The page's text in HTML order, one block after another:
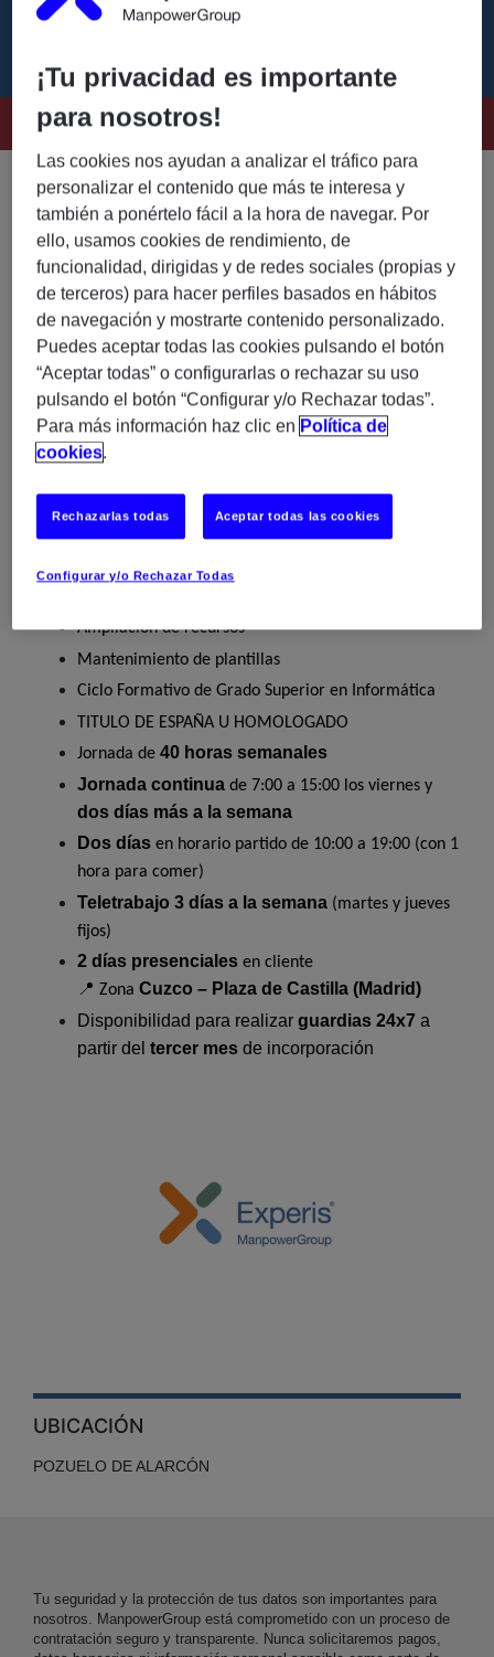
Este puesto ya no está disponible
En Experis buscamos un/a Administrador/a Linux
Red Hat
Administración Linux (mínimo 3 años):
Red Hat Enterprise Linux 7 o superior. Gestión de
usuarios, grupos y permisos
Control de acceso a ficheros, Configuración de red y
SSH
Instalación de paquetes (RPM y Flatpak)
Almacenamiento medianteNFSyLV
Administración de VMware vSphere 6.x y 7.x.
Ampliación de recursos
Mantenimiento de plantillas
Ciclo Formativo de Grado Superior en Informática
TITULO DE ESPAÑA U HOMOLOGADO
Jornada de 40 horas semanales
Jornada continua de 7:00 a 15:00 los viernes y
dos días más a la semana
Dos días en horario partido de 10:00 a 19:00 (con 1
hora para comer)
Teletrabajo 3 días a la semana (martes y jueves
fijos)
2 días presenciales en cliente
📍 Zona Cuzco – Plaza de Castilla (Madrid)
Disponibilidad para realizar guardias 24x7 a
partir del tercer mes de incorporación
UBICACIÓN
POZUELO DE ALARCÓN
Tu seguridad y la protección de tus datos son importantes para
nosotros. ManpowerGroup está comprometido con un proceso de
contratación seguro y transparente. Nunca solicitaremos pagos,
¡Tu privacidad es importante
para nosotros!
Las cookies nos ayudan a analizar el tráfico para
personalizar el contenido que más te interesa y
también a ponértelo fácil a la hora de navegar. Por
ello, usamos cookies de rendimiento, de
funcionalidad, dirigidas y de redes sociales (propias y
de terceros) para hacer perfiles basados en hábitos
de navegación y mostrarte contenido personalizado.
Puedes aceptar todas las cookies pulsando el botón
“Aceptar todas” o configurarlas o rechazar su uso
pulsando el botón “Configurar y/o Rechazar todas”.
Para más información haz clic en Política de
cookies.
Configurar y/o Rechazar Todas
Rechazarlas todas Aceptar todas las cookies